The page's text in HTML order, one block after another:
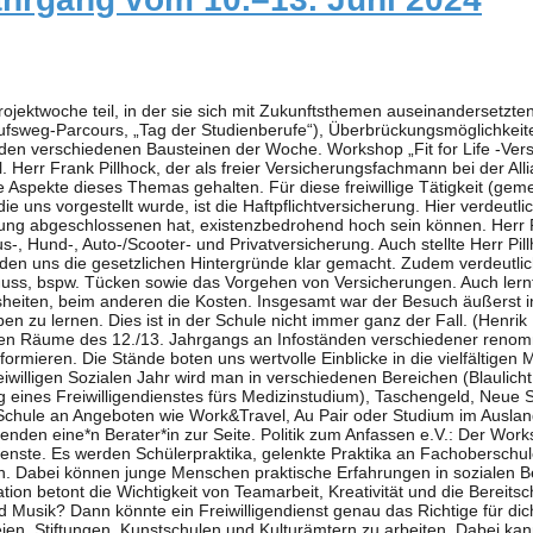
„Poli­tik zum Anfas­sen e.V.“ infor­mierte über Mög­lich­kei­ten für ein Gap Year, ins­be­son­dere durch Prak­tika und Frei­wil­li­gen­dienste. Es wer­den Schü­ler­prak­tika, gelenkte Prak­tika an Fach­ober­schu­len (FOS), und Frei­wil­li­gen­dienste wie das Bun­des­frei­wil­li­gen­dienst (BFD) und das Frei­wil­lige Öko­lo­gi­sche Jahr (FÖJ) ange­bo­ten. Dabei kön­nen junge Men­schen prak­ti­sche Erfah­run­gen in sozia­len Berei­chen, Medien, Orga­ni­sa­tion und mehr sam­meln, ihre Fähig­kei­ten wei­ter­ent­wi­ckeln und aktiv Pro­jekte gestal­ten. Die Orga­ni­sa­tion betont die Wich­tig­keit von Team­ar­beit, Krea­ti­vi­tät und die Bereit­schaft, Ver­ant­wor­tung zu über­neh­men. Frei­wil­li­gen­dienste Kul­tur und Bil­dung: Inter­es­sierst du dich für Poli­tik und Kul­tur, Kunst und Musik? Dann könnte ein Frei­wil­li­gen­dienst genau das Rich­tige für dich sein! Ein Jahr lang hast du die Mög­lich­keit, in über 210 ver­schie­de­nen Ein­rich­tun­gen und Insti­tu­tio­nen wie Musik­schu­len, Par­teien, Stif­tun­gen, Kunst­schu­len und Kul­tur­äm­tern zu arbei­ten. Dabei kannst du wert­volle Erfah­run­gen für dein spä­te­res Berufs­le­ben sam­meln und viele span­nende Men­schen ken­nen­ler­nen. Das Beste daran: Du ver­dienst dir ein Taschen­geld und wirst bei Stu­di­en­platz­be­wer­bun­gen bevor­zugt. Inter­es­siert? Dann schau mal hier: → www​.lkjnds​.de (exter­ner Link) Johan­­ni­­ter-Unfall-Hilfe e.V.: Die Johan­ni­ter Han­no­ver haben uns erzählt, das man bei ihnen nicht nur die typi­schen Aus­bil­dungs­mög­lich­kei­ten zum Ret­tungs­sa­ni­tä­ter oder Not­fall­sa­ni­tä­ter hat, son­dern auch in den Berei­chen Fahr­dienst, Erste-Hilfe Trai­ning, Haus­not­ruf, Menü­se­rvice, Kin­der­ta­ges­stät­ten Ganz­tags­schul­be­treu­ung und Flücht­lings­hilfe arbei­ten kann. Allem voran ging es aller­dings um die Mög­lich­keit eines FSJ bzw. BFD. Dabei kann man in Han­no­ver, Garb­sen, Lan­gen­ha­gen, Wunstorf, Ron­nen­berg, Lan­des­ber­gen und Schwarm­stedt tätig sein. Alle wei­te­ren Infos kann man unter → fsj​-han​no​ver​.de (exter­ner Link) fin­den. AFS Inter­kul­tu­relle Begeg­nun­gen e.V.: In dem Work­shop von der AFS ging es um Schü­ler­aus­tau­sche, Frei­wil­li­gen­dienste und Gast­fa­mi­li­en­pro­gramme, die über einen Zeit­raum von 3– 12 Mona­ten dau­ern. Die AFS ist ein inter­na­tio­na­les Netz­werk mit Part­ner­or­ga­ni­sa­tio­nen in über 50 Län­dern mit ver­schie­de­nen Ein­satz­fel­dern. Außer­dem gibt es zahl­rei­che För­der­mög­lich­kei­ten und sogar Sti­pen­dien wodurch jeder der sich dafür inter­es­siert best­mög­lich unter­stützt und geför­dert wer­den kann. Dia­ko­nie: Der Work­shop wurde ein­ge­lei­tet mit Fal­ten einem Ori­gami Her­zens wäh­rend­des­sen die ers­ten Infor­ma­tio­nen gesagt wur­den. Die Dia­ko­nie gehört zur Katho­li­schen Kir­che und bie­tet soziale Berufe im frei­wil­li­gen Dienst. Die Dia­ko­nie hat Stel­len in Schu­len, Kin­der­gär­ten, Kran­ken­häu­sern und in der Hei­ler­zie­hungs­pflege. Es gibt ver­pflich­tende Semi­nare und auch Ein­satz­stel­len mit Unter­künf­ten wo die Miete über­nom­men wird. Bericht der Klasse 11f Berufs­­­weg-Par­­cours Am Mitt­woch, den 12.06.2024 kamen ver­schie­de­nen Unter­neh­men in die Turn­halle und infor­mier­ten die Schüler*innen des 11. Jahr­gangs an Stän­den über die Ausbildungs‑, Stu­­dien- und andere Kar­rie­re­mög­lich­kei­ten. Teil­weise brach­ten sie berufs- oder unter­neh­mens­ty­pi­sche Auf­ga­ben mit, damit die Schüler*innen einen